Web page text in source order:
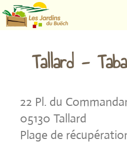
Buëch
Tallard -
22 Pl. du
05130 Tallard
Plage de